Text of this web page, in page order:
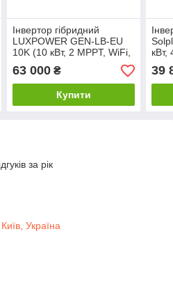
Інвертор гібридний
LUXPOWER GEN-LB-EU
10K (10 кВт, 2 MPPT, WiFi,
48V, 1 фаза)
63 000₴
Купити
кВт,
39
за рік
Україна